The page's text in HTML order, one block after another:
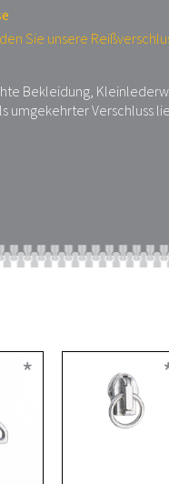
Sie unsere
Bekleidung,
umgekehrter Verschluss
*